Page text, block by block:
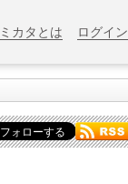
カタとは ログイン